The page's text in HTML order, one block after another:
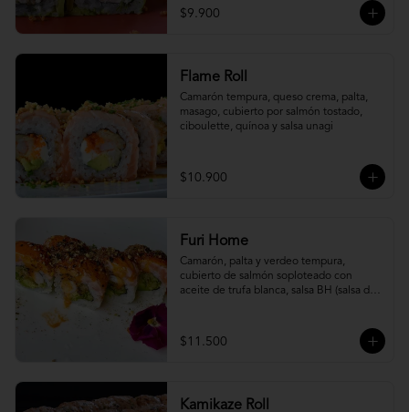
$9.900
Flame Roll
Camarón tempura, queso crema, palta,
masago, cubierto por salmón tostado,
ciboulette, quínoa y salsa unagi
$10.900
Furi Home
Camarón, palta y verdeo tempura,
cubierto de salmón soploteado con
aceite de trufa blanca, salsa BH (salsa de
$11.500
Kamikaze Roll